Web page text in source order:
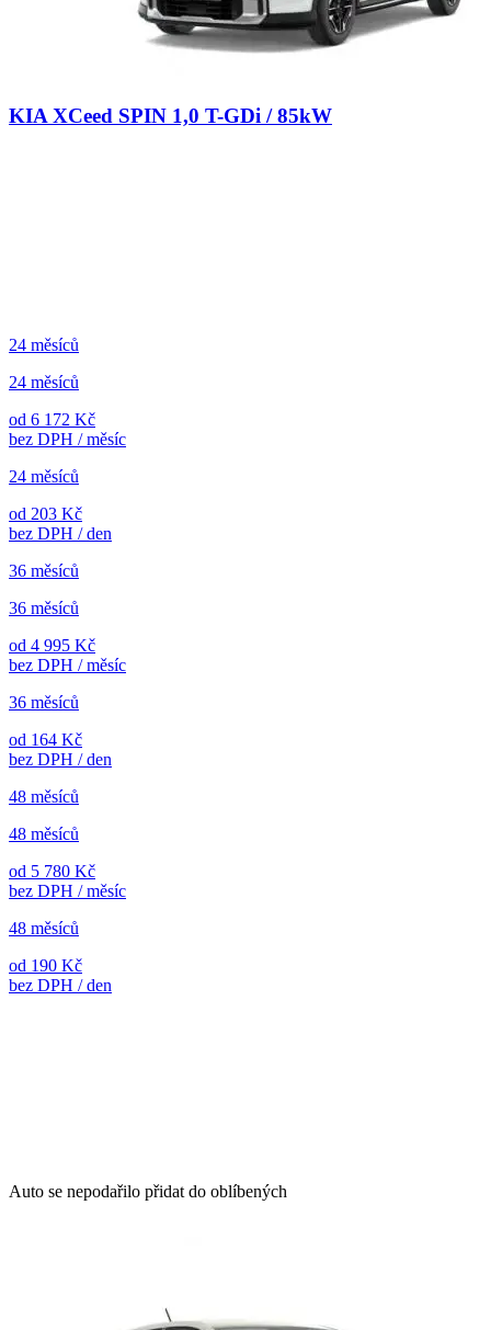
KIA XCeed SPIN 1,0 T-GDi / 85kW
24 měsíců
24 měsíců
od 6 172 Kč
bez DPH / měsíc
24 měsíců
od 203 Kč
bez DPH / den
36 měsíců
36 měsíců
od 4 995 Kč
bez DPH / měsíc
36 měsíců
od 164 Kč
bez DPH / den
48 měsíců
48 měsíců
od 5 780 Kč
bez DPH / měsíc
48 měsíců
od 190 Kč
bez DPH / den
Auto se nepodařilo přidat do oblíbených